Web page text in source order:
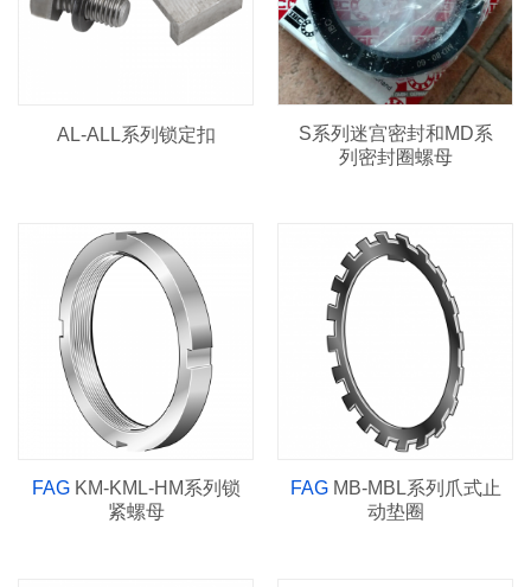
AL-ALL系列锁定扣
S系列迷宫密封和MD系
列密封圈螺母
FAGKM-KML-HM系列锁
紧螺母
FAGMB-MBL系列爪式止
动垫圈